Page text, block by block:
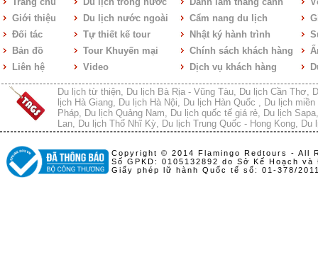
Giới thiệu
Đối tác
Bản đồ
Liên hệ
Du lịch nước ngoài
Tự thiết kế tour
Tour Khuyến mại
Video
Cẩm nang du lịch
Nhật ký hành trình
Chính sách khách hàng
Dịch vụ khách hàng
Du lịch từ thiện, Du lịch Bà Rịa - Vũng Tàu, Du lịch Cần Thơ,
lịch Hà Giang, Du lịch Hà Nội, Du lịch Hàn Quốc , Du lịch miền
Pháp, Du lịch Quảng Nam, Du lịch quốc tế giá rẻ, Du lịch Sapa
Lan, Du lịch Thổ Nhĩ Kỳ, Du lịch Trung Quốc - Hong Kong, Du
Copyright © 2014 Flamingo Redtours - All
Số GPKD: 0105132892 do Sở Kế Hoạch
Giấy phép lữ hành Quốc tế số: 01-378/